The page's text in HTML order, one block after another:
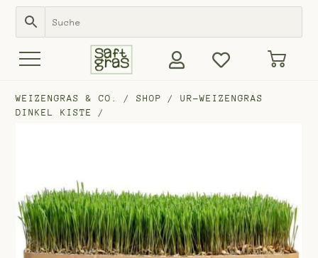
WEIZENGRAS & CO. /SHOP /UR-WEIZENGRAS
DINKEL KISTE
/